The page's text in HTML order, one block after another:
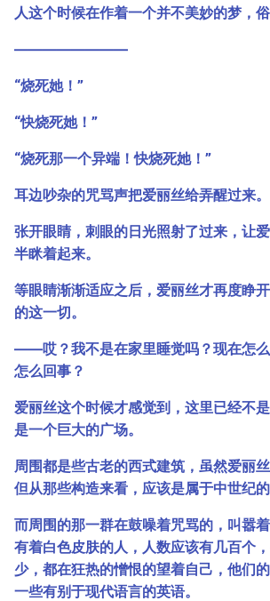
人这个时候在作着一个并不美妙的梦，俗
――――――――
“烧死她！”
“快烧死她！”
“烧死那一个异端！快烧死她！”
耳边吵杂的咒骂声把爱丽丝给弄醒过来。
张开眼睛，刺眼的日光照射了过来，让
半眯着起来。
等眼睛渐渐适应之后，爱丽丝才再度睁
的这一切。
――哎？我不是在家里睡觉吗？现在怎
怎么回事？
爱丽丝这个时候才感觉到，这里已经不
是一个巨大的广场。
周围都是些古老的西式建筑，虽然爱丽
但从那些构造来看，应该是属于中世纪的
而周围的那一群在鼓噪着咒骂的，叫嚣
有着白色皮肤的人，人数应该有几百个
少，都在狂热的憎恨的望着自己，他们
一些有别于现代语言的英语。